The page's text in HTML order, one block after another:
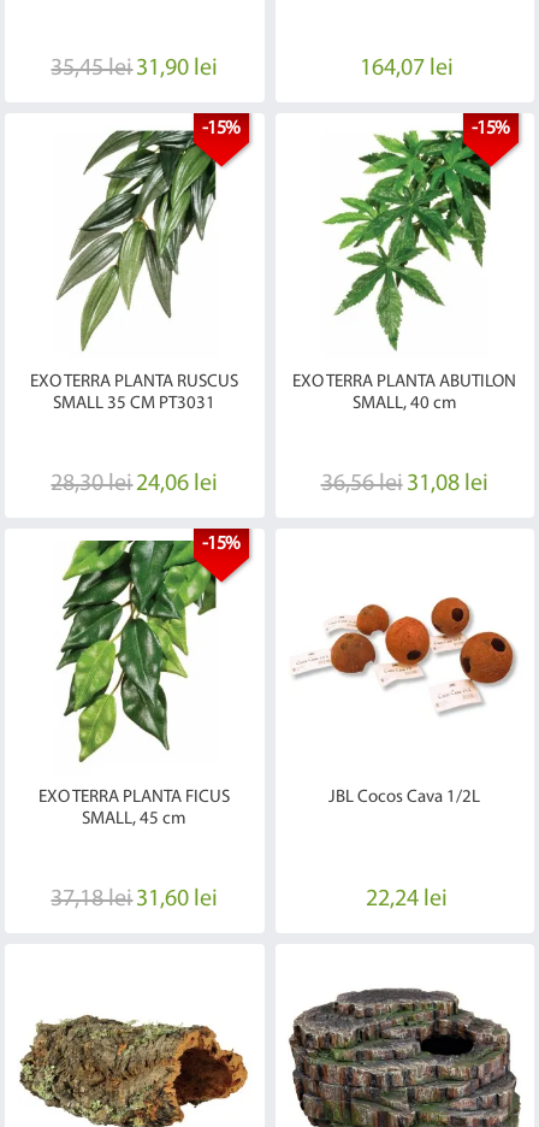
35,45 lei31,90 lei 164,07 lei
-15%
EXO TERRA PLANTA RUSCUS
SMALL 35 CM PT3031
28,30 lei24,06 lei
-15%
EXO TERRA PLANTA ABUTILON
SMALL, 40 cm
36,56 lei 31,08 lei
-15%
EXO TERRA PLANTA FICUS
SMALL, 45 cm
37,18 lei31,60 lei
JBL Cocos Cava 1/2L
22,24 lei